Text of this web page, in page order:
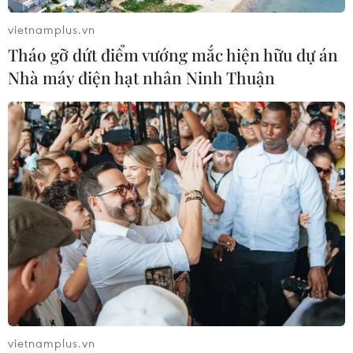
Xem thêm
CƠ QUAN CHỦ QUẢN: THÔNG TẤN XÃ VIỆT NAM
Tổng Biên tập: TRẦN TIẾN DUẨN
Phó Tổng Biên tập: NGUYỄN THỊ TÁM, KHÚC THANH
THỦY
Sở hữu trí tuệ
Quy định sử dụng
RSS
Hỗ trợ
Ngôn ngữ
TTXVN
Dịch vụ tin
vietnamplus.vn
Tháo gỡ dứt điểm vướng mắc hiện hữu dự án
Nhà máy điện hạt nhân Ninh Thuận
vietnamplus.vn